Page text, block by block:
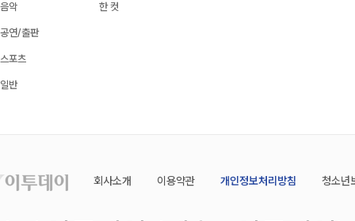
음악
공연/출판
스포츠
일반
한 컷
회사소개 이용약관 개인정보처리방침 청소년